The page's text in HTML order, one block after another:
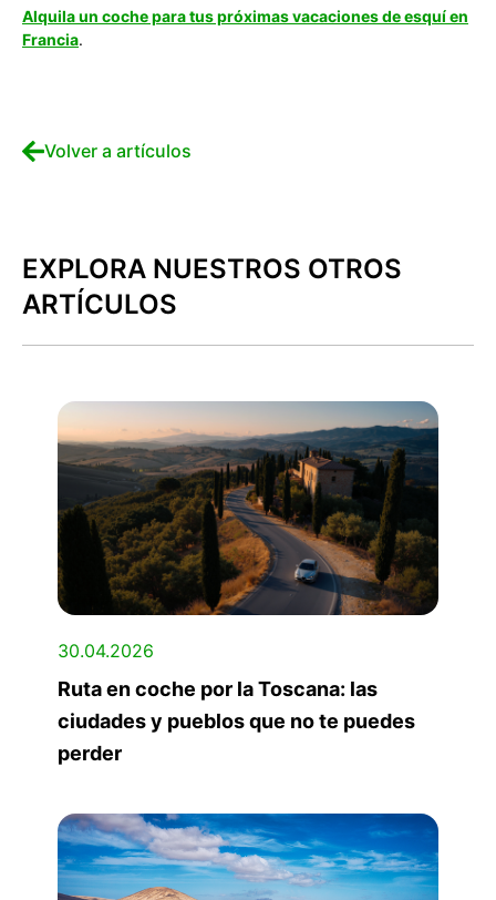
Alquila un coche para tus próximas vacaciones de esquí en
Francia.
Volver a artículos
EXPLORA NUESTROS OTROS
ARTÍCULOS
30.04.2026
Ruta en coche por la Toscana: las
ciudades y pueblos que no te puedes
perder